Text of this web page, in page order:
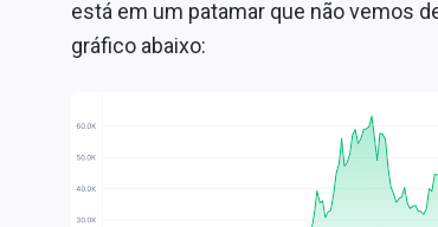
está em um patamar que não vemos
gráfico abaixo: